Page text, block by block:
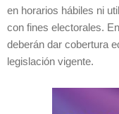
en horarios hábiles ni
con fines electorales.
deberán dar cobertura
legislación vigente.